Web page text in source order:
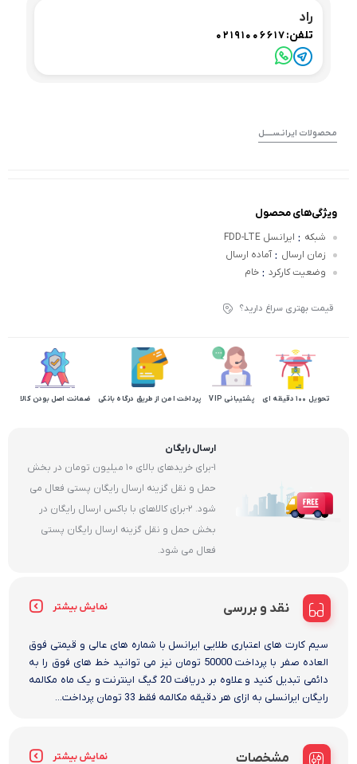
راد
تلفن:02191006617
مـحصولات ایرانـســـــل
ویژگی‌های محصول
شبکه : ایرانسل FDD-LTE
زمان ارسال : آماده ارسال
وضعیت کارکرد : خام
قیمت بهتری سراغ دارید؟
تحویل 100 دقیقه ای پشتیبانی VIP پرداخت امن از طریق درگاه بانکی ضمانت اصل بودن کالا
ارسال رایگان
1-برای خریدهای بالای 10 میلیون تومان در بخش
حمل و نقل گزینه ارسال رایگان پستی فعال می
شود. 2-برای کالاهای با باکس ارسال رایگان در
بخش حمل و نقل گزینه ارسال رایگان پستی
فعال می شود.
نقد و بررسی نمایش بیشتر
سیم کارت های اعتباری طلایی ایرانسل با شماره های عالی و قیمتی فوق
العاده صفر با پرداخت 50000 تومان نیز می توانید خط های فوق را به
دائمی تبدیل کنید و علاوه بر دریافت 20 گیگ اینترنت و یک ماه مکالمه
رایگان ایرانسلی به ازای هر دقیقه مکالمه فقط 33 تومان پرداخت...
مشخصات نمایش بیشتر